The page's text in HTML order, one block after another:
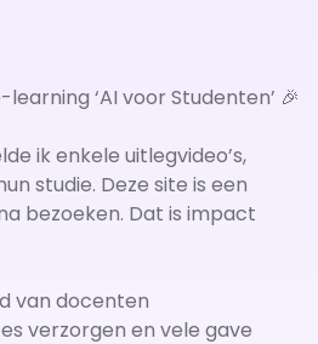
‘AI voor Studenten’ 🎉
ik enkele uitlegvideo’s,
studie. Deze site is een
bezoeken. Dat is impact
van docenten
verzorgen en vele gave